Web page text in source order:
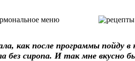
как после программы пойду
без сиропа. И так мне вкусно